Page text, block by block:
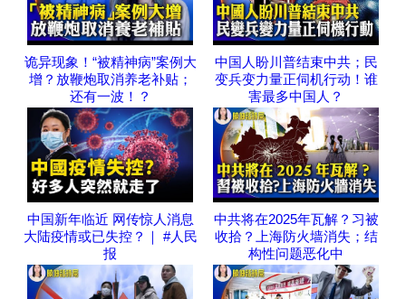
诡异现象！“被精神病”案例大
增？放鞭炮取消养老补贴；
还有一波！？
中国人盼川普结束中共；民
变兵变力量正伺机行动！谁
害最多中国人？
中国新年临近 网传惊人消息
大陆疫情或已失控？｜ #人民
报
中共将在2025年瓦解？习被
收拾？上海防火墙消失；结
构性问题恶化中